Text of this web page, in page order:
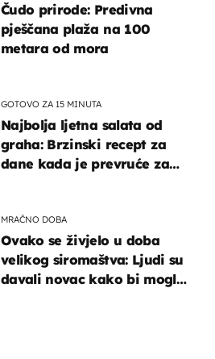
Čudo prirode: Predivna
pješčana plaža na 100
metara od mora
GOTOVO ZA 15 MINUTA
Najbolja ljetna salata od
graha: Brzinski recept za
dane kada je prevruće za
MRAČNO DOBA
Ovako se živjelo u doba
velikog siromaštva: Ljudi su
davali novac kako bi mogli